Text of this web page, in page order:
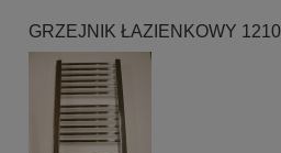
GRZEJNIK ŁAZIENKOWY